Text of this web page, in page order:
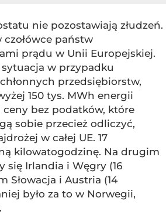
nie pozostawiają złudzeń.
czołówce państw
prądu w Unii Europejskiej.
w przypadku
przedsiębiorstw,
150 tys. MWh energii
ceny bez podatków, które
sobie przecież odliczyć,
w całej UE. 17
kilowatogodzinę. Na drugim
się Irlandia i Węgry (16
Słowacja i Austria (14
było za to w Norwegii,